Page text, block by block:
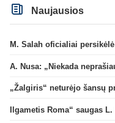
Naujausios
M. Salah oficialiai
A. Nusa: „Niekada
„Žalgiris“ neturėjo šansų